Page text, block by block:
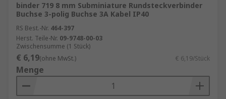
binder 719 8 mm Subminiature Rundsteckverbinder
Buchse 3-polig Buchse 3A Kabel IP40
RS Best.-Nr. 464-397
Herst. Teile-Nr. 09-9748-00-03
Zwischensumme (1 Stück)
€ 6,19(ohne MwSt.) € 6,19/Stück
Menge